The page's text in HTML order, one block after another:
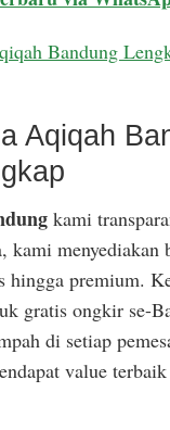
Bandung
Aqiqah
kami
kami menyediakan
hingga premium.
gratis ongkir se-
di setiap
value